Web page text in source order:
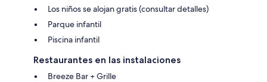
Los niños se alojan gratis (consultar detalles)
Parque infantil
Piscina infantil
Restaurantes en las instalaciones
Breeze Bar + Grille